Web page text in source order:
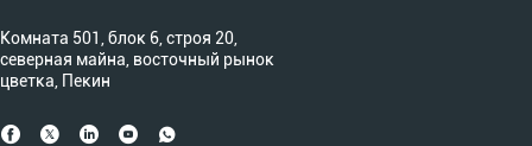
Комната 501, блок 6, строя 20,
северная майна, восточный рынок
цветка, Пекин